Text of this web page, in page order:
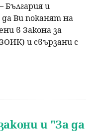
България и
Ви поканят на
в Закона за
и свързани с
и "За да